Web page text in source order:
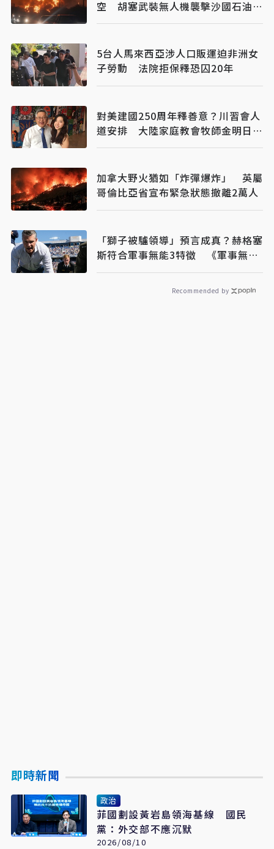
空 胡塞武裝無人機襲擊沙國石油設
施
5台人馬來西亞涉人口販運迫非洲女
子勞動 法院拒保釋恐囚20年
對美建國250周年釋善意？川習會人
道安排 大陸家庭教會牧師金明日獲
釋抵美
加拿大野火猶如「炸彈爆炸」 英屬
哥倫比亞省宣布緊急狀態撤離2萬人
「獅子被驢領導」預言成真？赫格塞
斯符合軍事無能3特徵 《軍事無能
心理學》半世紀後受矚目
Recommended by
即時新聞
政治
菲國劃設黃岩島領海基線 國民
黨：外交部不應沉默
2026/08/10